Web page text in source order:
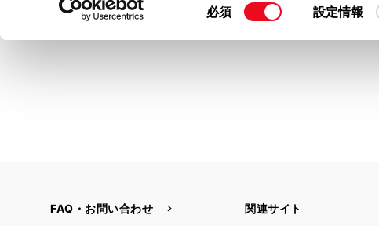
て」をご覧ください。
同
必須 設定情報
FAQ・お問い合わせ 関連サイト